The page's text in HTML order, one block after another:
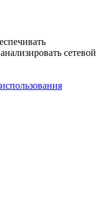
сетевой